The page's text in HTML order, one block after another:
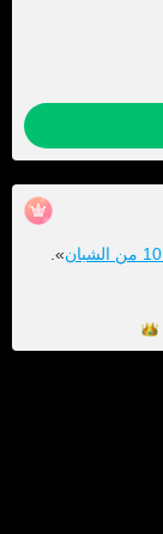
».